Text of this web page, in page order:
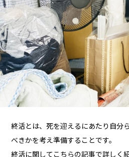
終活とは、死を迎えるにあたり自分
べきかを考え準備することです。
終活に関してこちらの記事で詳しく